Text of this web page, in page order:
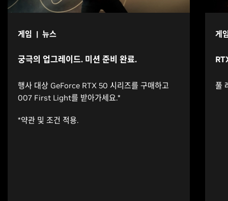
게임 | 뉴스
궁극의 업그레이드. 미션 준비 완료.
행사 대상 GeForce RTX 50 시리즈를 구매하고
007 First Light를 받아가세요.*
*약관 및 조건 적용.
게
풀